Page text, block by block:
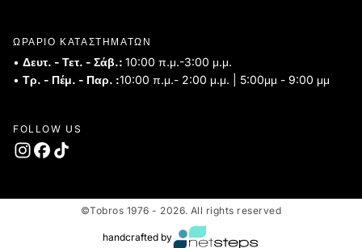
ΩΡΑΡΙΟ ΚΑΤΑΣΤΗΜΑΤΩΝ
• Δευτ. - Τετ. - Σάβ.: 10:00 π.μ.-3:00 μ.μ.
• Τρ. - Πέμ. - Παρ. :10:00 π.μ.- 2:00 μ.μ. | 5:00μμ - 9:00 μμ
FOLLOW US
©Tobros 1976 - 2026. All rights reserved
handcrafted by